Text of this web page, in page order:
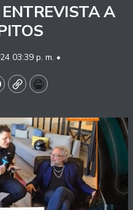
A
03:39 p. m. •
CopyPrint